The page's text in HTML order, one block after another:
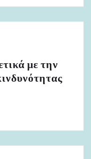
με την